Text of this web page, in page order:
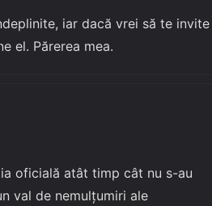
iar dacă vrei să te invite
el. Părerea mea.
oficială atât timp cât nu s-au
val de nemulțumiri ale